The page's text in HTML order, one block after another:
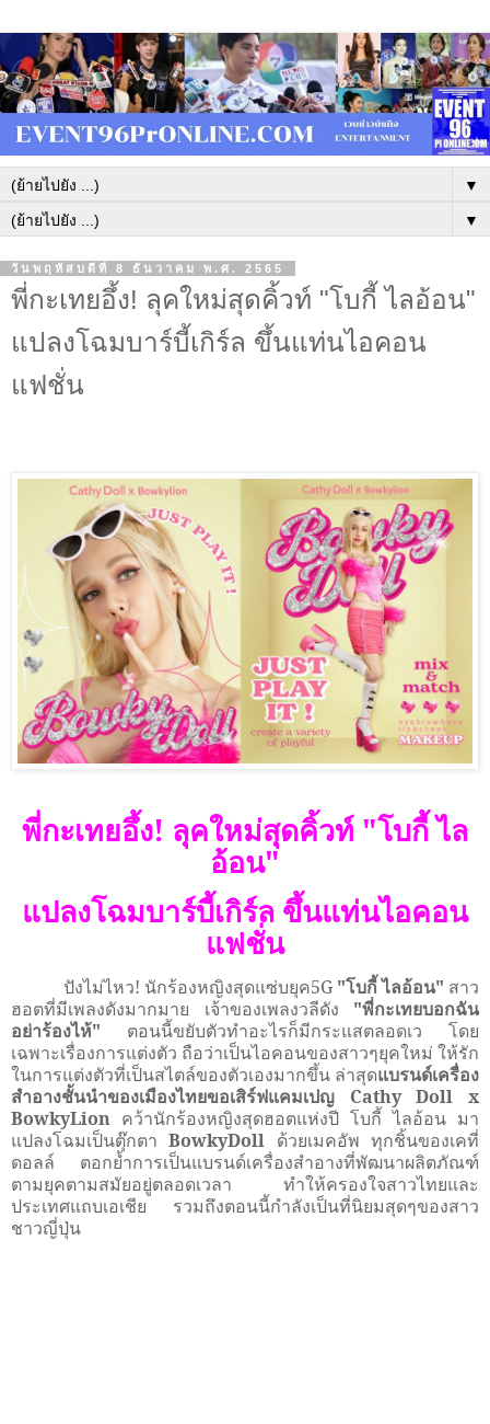
▼
▼
วันพฤหัสบดีที่ 8 ธันวาคม พ.ศ. 2565
พี่กะเทยอึ้ง! ลุคใหม่สุดคิ้วท์ "โบกี้ ไลอ้อน"
แปลงโฉมบาร์บี้เกิร์ล ขึ้นแท่นไอคอน
แฟชั่น
พี่กะเทยอึ้ง! ลุคใหม่สุดคิ้วท์ "โบกี้ ไล
อ้อน"
แปลงโฉมบาร์บี้เกิร์ล ขึ้นแท่นไอคอน
แฟชั่น
ปังไม่ไหว! นักร้องหญิงสุดแซ่บยุค5G "โบกี้ ไลอ้อน" สาว
ฮอตที่มีเพลงดังมากมาย เจ้าของเพลงวลีดัง "พี่กะเทยบอกฉัน
อย่าร้องไห้" ตอนนี้ขยับตัวทำอะไรก็มีกระแสตลอดเว โดย
เฉพาะเรื่องการแต่งตัว ถือว่าเป็นไอคอนของสาวๆยุคใหม่ ให้รัก
ในการแต่งตัวที่เป็นสไตล์ของตัวเองมากขึ้น ล่าสุดแบรนด์เครื่อง
สำอางชั้นนำของเมืองไทยขอเสิร์ฟแคมเปญ Cathy Doll x
BowkyLion คว้านักร้องหญิงสุดฮอตแห่งปี โบกี้ ไลอ้อน มา
แปลงโฉมเป็นตุ๊กตาBowkyDoll ด้วยเมคอัพ ทุกชิ้นของเคที่
ดอลล์ ตอกย้ำการเป็นแบรนด์เครื่องสำอางที่พัฒนาผลิตภัณฑ์
ตามยุคตามสมัยอยู่ตลอดเวลา ทำให้ครองใจสาวไทยและ
ประเทศแถบเอเชีย รวมถึงตอนนี้กำลังเป็นที่นิยมสุดๆของสาว
ชาวญี่ปุ่น